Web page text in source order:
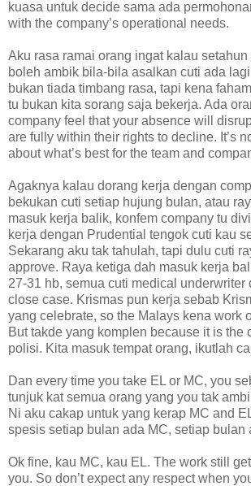
kuasa untuk decide sama ada
with the company’s operational needs.
Aku rasa ramai orang ingat kalau
boleh ambik bila-bila asalkan cuti ada
bukan tiada timbang rasa, tapi kena
tu bukan kita sorang saja bekerja. Ada
company feel that your absence will
are fully within their rights to decline. It’s
about what’s best for the team and
Agaknya kalau dorang kerja dengan
bekukan cuti setiap hujung bulan, atau
masuk kerja balik, konfem company tu
kerja dengan Prudential tengok cuti kau
Sekarang aku tak tahulah, tapi dulu cuti
approve. Raya ketiga dah masuk kerja
27-31 hb, semua cuti medical underwriter
close case. Krismas pun kerja sebab
yang celebrate, so the Malays kena work
But takde yang komplen because it is the
polisi. Kita masuk tempat orang, ikutlah
Dan every time you take EL or MC, you
tunjuk kat semua orang yang you tak
Ni aku cakap untuk yang kerap MC and
spesis setiap bulan ada MC, setiap bulan
Ok fine, kau MC, kau EL. The work still
you. So don’t expect any respect when